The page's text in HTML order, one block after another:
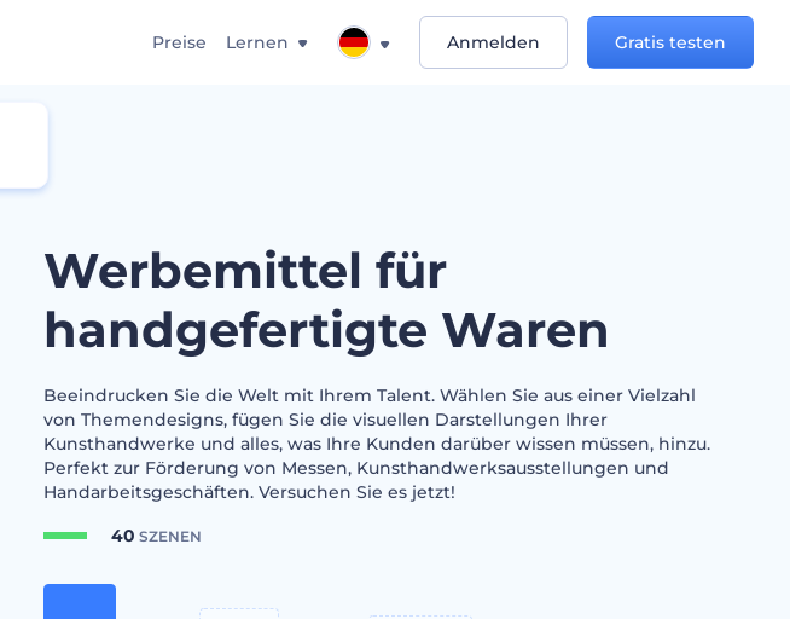
Preise Lernen Anmelden Gratis testen
Werbemittel für
handgefertigte Waren
Beeindrucken Sie die Welt mit Ihrem Talent. Wählen Sie aus einer Vielzahl
von Themendesigns, fügen Sie die visuellen Darstellungen Ihrer
Kunsthandwerke und alles, was Ihre Kunden darüber wissen müssen, hinzu.
Perfekt zur Förderung von Messen, Kunsthandwerksausstellungen und
Handarbeitsgeschäften. Versuchen Sie es jetzt!
40 SZENEN